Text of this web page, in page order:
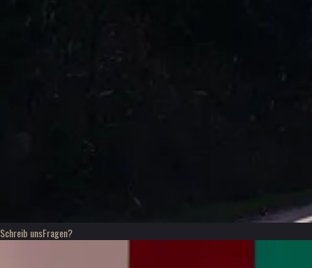
Schreib unsFragen?